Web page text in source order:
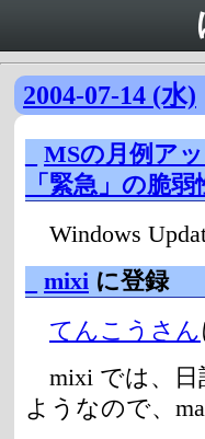
2004-07-14 (水)
MSの月例ア
「緊急」の脆
Windows
mixi に登録
てんこうさん
mixi では、日
ようなので、